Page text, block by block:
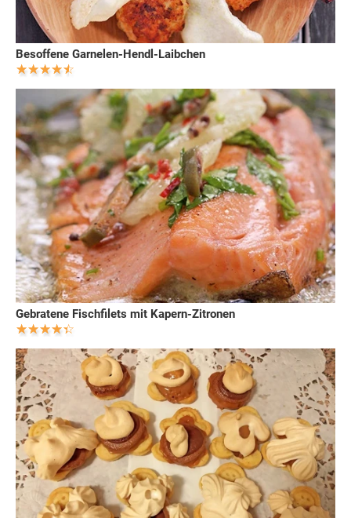
Besoffene Garnelen-Hendl-Laibchen
Gebratene Fischfilets mit Kapern-Zitronen